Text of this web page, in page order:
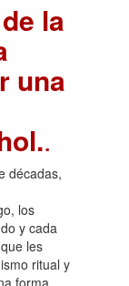
la
una
.
décadas,
los
y cada
les
ritual y
forma